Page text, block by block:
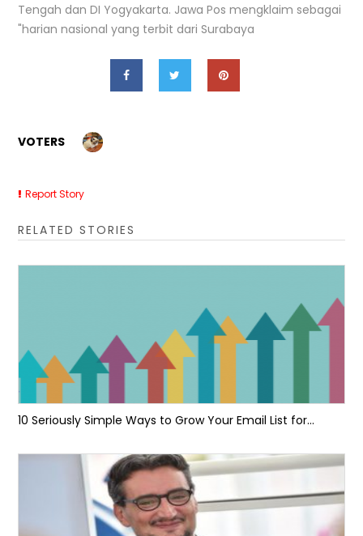
Tengah dan DI Yogyakarta. Jawa Pos mengklaim sebagai
"harian nasional yang terbit dari Surabaya
VOTERS
Report Story
RELATED STORIES
10 Seriously Simple Ways to Grow Your Email List for...